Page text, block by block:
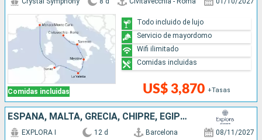
Comidas incluidas US$ 3,870 +Tasas
Todo incluido de lujo
Servicio de mayordomo
Wifi ilimitado
Comidas incluidas
ESPAÑA, MALTA, GRECIA, CHIPRE, EGIPTO, ARABIA SAUDÍ
EXPLORA I 12 d Barcelona 08/11/2027